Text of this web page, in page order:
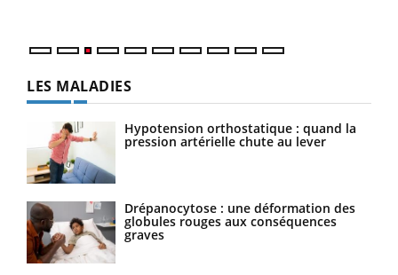
LES MALADIES
Hypotension orthostatique : quand la
pression artérielle chute au lever
Drépanocytose : une déformation des
globules rouges aux conséquences
graves